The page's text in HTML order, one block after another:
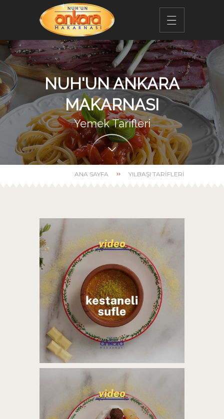
NUH'UN ANKARA
MAKARNASI
Yemek Tarifleri
ANA SAYFA YILBAŞI TARIFLERI